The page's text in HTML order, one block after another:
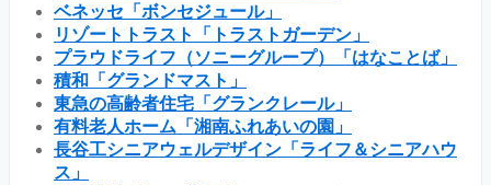
ベネッセ「ボンセジュール」
リゾートトラスト「トラストガーデン」
プラウドライフ（ソニーグループ）「はなことば」
積和「グランドマスト」
東急の高齢者住宅「グランクレール」
有料老人ホーム「湘南ふれあいの園」
長谷工シニアウェルデザイン「ライフ＆シニアハウ
ス」